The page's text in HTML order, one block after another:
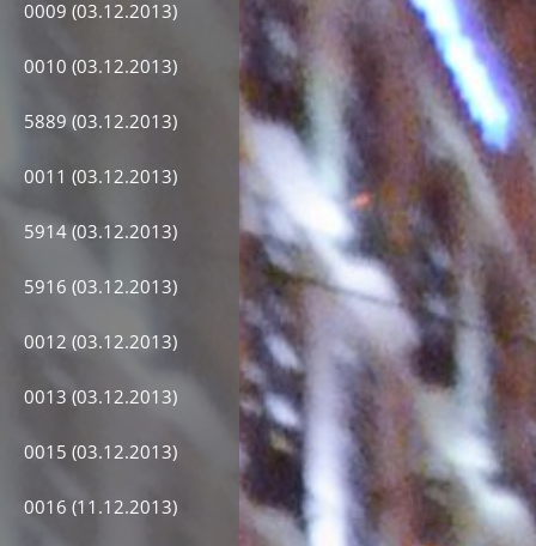
0009 (03.12.2013)
0010 (03.12.2013)
5889 (03.12.2013)
0011 (03.12.2013)
5914 (03.12.2013)
5916 (03.12.2013)
0012 (03.12.2013)
0013 (03.12.2013)
0015 (03.12.2013)
0016 (11.12.2013)